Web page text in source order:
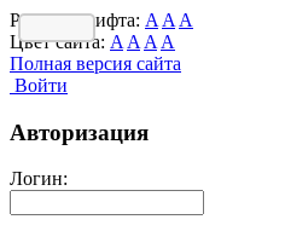
Размер шрифта: A A A
Цвет сайта: A A A A
Полная версия сайта
Войти
Авторизация
Логин: